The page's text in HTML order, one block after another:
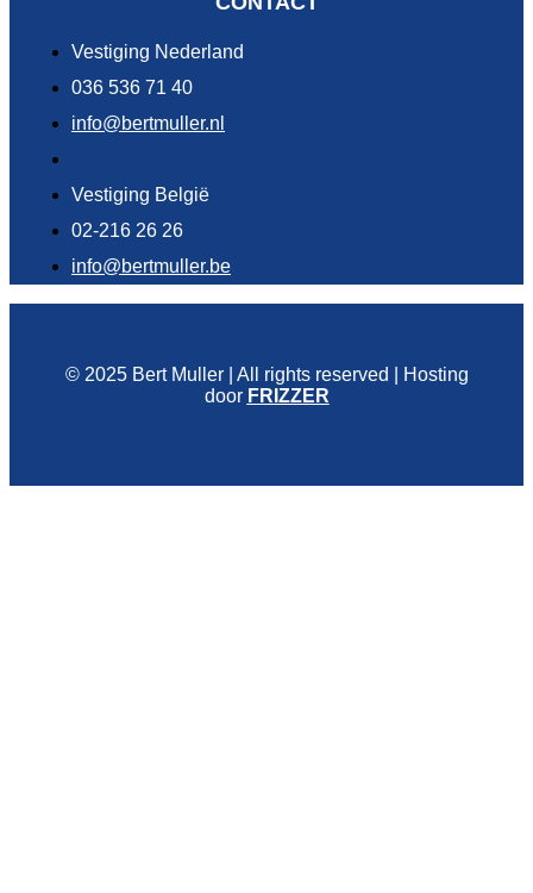
Vestiging Nederland
036 536 71 40
info@bertmuller.nl
Vestiging België
02-216 26 26
info@bertmuller.be
© 2025 Bert Muller | All rights reserved | Hosting
door FRIZZER